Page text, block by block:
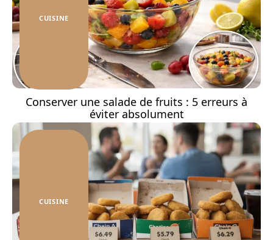
CUISINE
Conserver une salade de fruits : 5 erreurs à
éviter absolument
CUISINE